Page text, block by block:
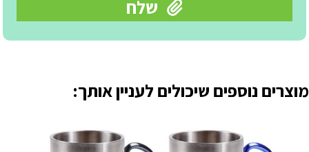
מוצרים נוספים שיכולים לעניין אותך: